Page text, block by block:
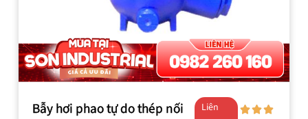
Bẫy hơi phao tự do thép nối
Liên